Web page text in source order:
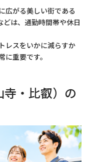
広がる美しい街である
は、通勤時間帯や休日
レスをいかに減らすか
重要です。
・比叡）の